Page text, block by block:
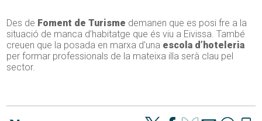
Des de Foment de Turisme demanen que es posi fre a la
situació de manca d’habitatge que és viu a Eivissa. També
creuen que la posada en marxa d’una escola d’hoteleria
per formar professionals de la mateixa illa serà clau pel
sector.